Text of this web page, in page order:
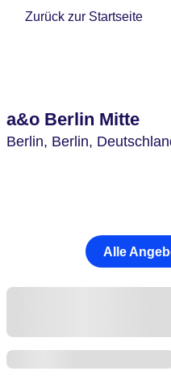
Zurück zur Startseite
a&o Berlin Mitte
Berlin, Berlin,
Alle